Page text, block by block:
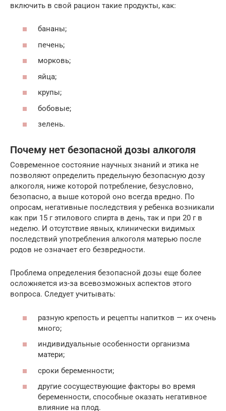
включить в свой рацион такие продукты, как:
бананы;
печень;
морковь;
яйца;
крупы;
бобовые;
зелень.
Почему нет безопасной дозы алкоголя
Современное состояние научных знаний и этика не
позволяют определить предельную безопасную дозу
алкоголя, ниже которой потребление, безусловно,
безопасно, а выше которой оно всегда вредно. По
опросам, негативные последствия у ребенка возникали
как при 15 г этилового спирта в день, так и при 20 г в
неделю. И отсутствие явных, клинически видимых
последствий употребления алкоголя матерью после
родов не означает его безвредности.
Проблема определения безопасной дозы еще более
осложняется из-за всевозможных аспектов этого
вопроса. Следует учитывать:
разную крепость и рецепты напитков — их очень
много;
индивидуальные особенности организма
матери;
сроки беременности;
другие сосуществующие факторы во время
беременности, способные оказать негативное
влияние на плод.